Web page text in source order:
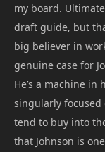
my board.
draft guide, but
big believer in
genuine case for
He’s a machine in
singularly focused
tend to buy into
that Johnson is